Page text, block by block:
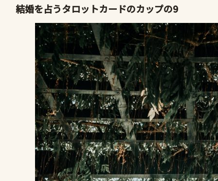
結婚を占うタロットカードのカップの9